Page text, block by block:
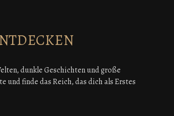
dunkle Geschichten und große
und finde das Reich, das dich als Erstes